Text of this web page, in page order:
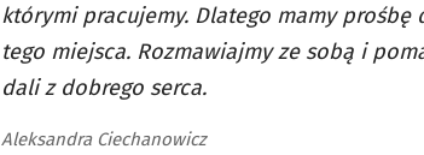
którymi pracujemy. Dlatego mamy
tego miejsca. Rozmawiajmy ze sobą i
dali z dobrego serca.
Aleksandra Ciechanowicz